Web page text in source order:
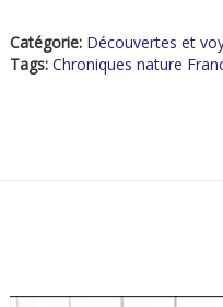
Catégorie: Découvertes et
Tags: Chroniques nature